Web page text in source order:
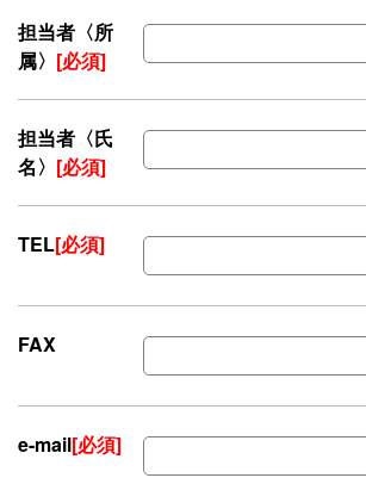
担当者〈所
属〉 [必須]
担当者〈氏
名〉 [必須]
TEL[必須]
FAX
e-mail[必須]